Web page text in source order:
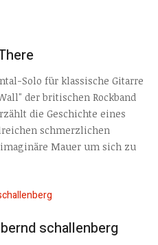
Solo für klassische Gitarre
der britischen Rockband
die Geschichte eines
schmerzlichen
Mauer um sich zu
schallenberg